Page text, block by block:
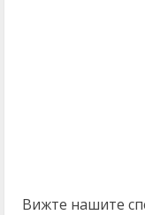
Вижте нашите